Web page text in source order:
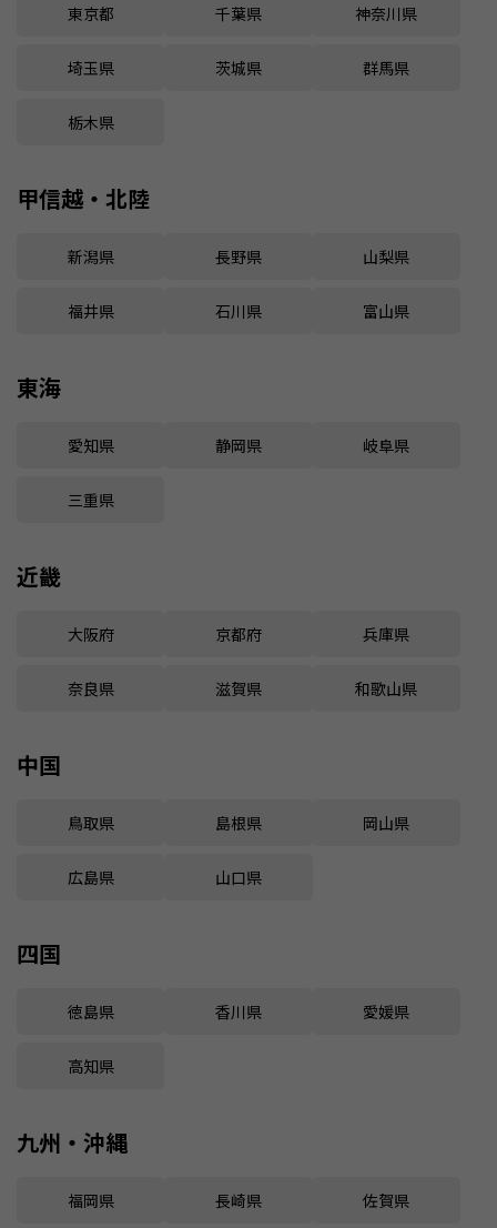
東京都 千葉県 神奈川県
埼玉県 茨城県 群馬県
栃木県
甲信越・北陸
新潟県 長野県 山梨県
福井県 石川県 富山県
東海
愛知県 静岡県 岐阜県
三重県
近畿
大阪府 京都府 兵庫県
奈良県 滋賀県 和歌山県
中国
鳥取県 島根県 岡山県
広島県 山口県
四国
徳島県 香川県 愛媛県
高知県
九州・沖縄
福岡県 長崎県 佐賀県